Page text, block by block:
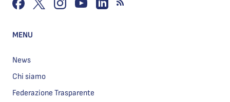
MENU
News
Chi siamo
Federazione Trasparente